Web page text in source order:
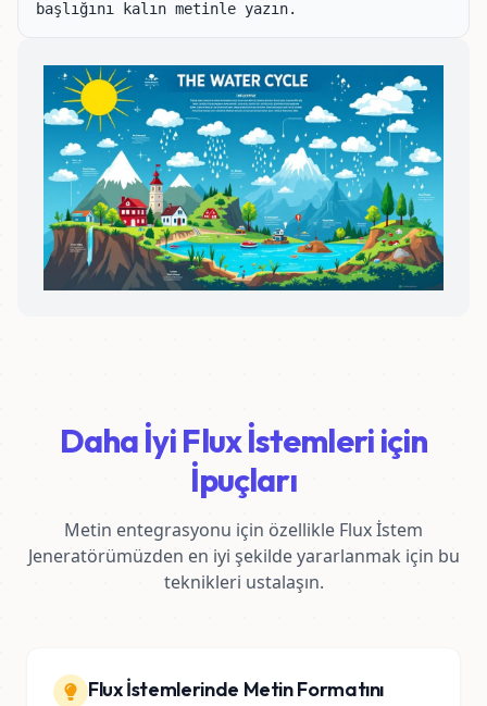
başlığını kalın metinle yazın.
Daha İyi Flux İstemleri için
İpuçları
Metin entegrasyonu için özellikle Flux İstem
Jeneratörümüzden en iyi şekilde yararlanmak için bu
teknikleri ustalaşın.
Flux İstemlerinde Metin Formatını